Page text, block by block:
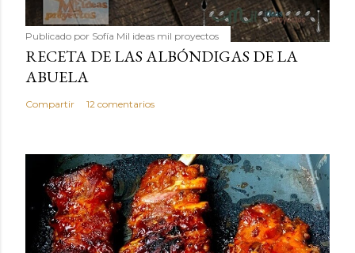
Publicado por Sofía Mil ideas mil proyectos
RECETA DE LAS ALBÓNDIGAS DE LA
ABUELA
Compartir 12 comentarios